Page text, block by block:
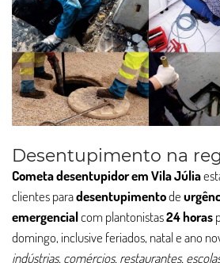
Desentupimento na
Cometa desentupidor em Vila Júlia
clientes paradesentupimentode
emergencialcom plantonistas24 horas
domingo, inclusive feriados, natal e ano
indústrias, comércios, restaurantes,